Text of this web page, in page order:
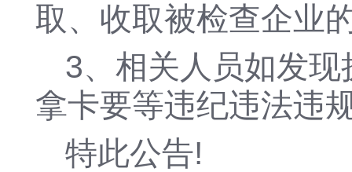
取、收取被检查企业
3、相关人员如发
拿卡要等违纪违法违
特此公告!